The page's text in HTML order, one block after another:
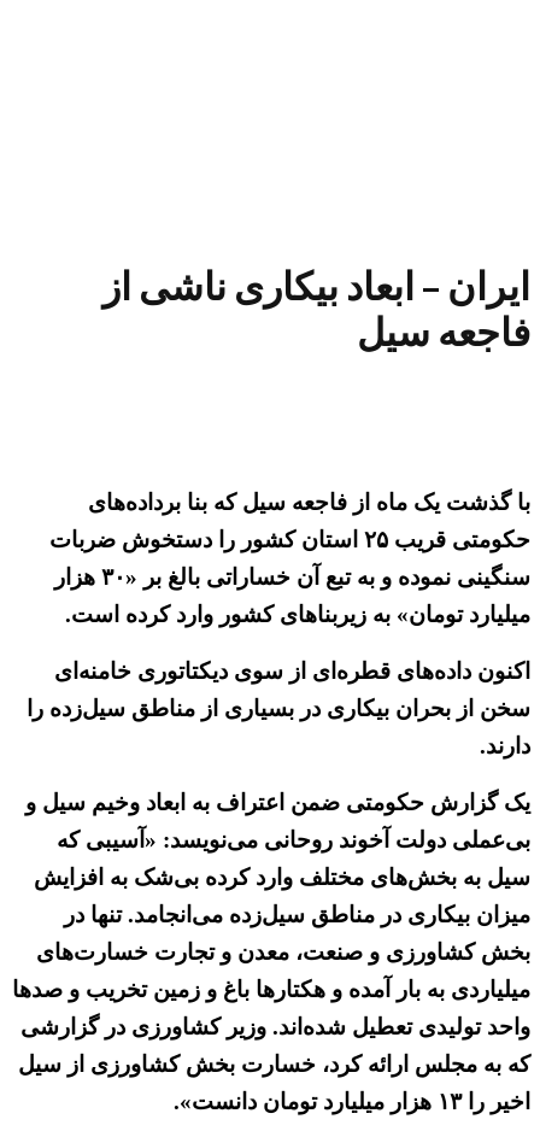
ایران – ابعاد بیکاری ناشی از
فاجعه سیل
با گذشت یک ماه از فاجعه سیل که بنا برداده‌های
حکومتی قریب ۲۵ استان کشور را دستخوش ضربات
سنگینی نموده و به تبع آن خساراتی بالغ بر «۳۰ هزار
میلیارد تومان» به زیربناهای کشور وارد کرده است.
اکنون داده‌های قطره‌ای از سوی دیکتاتوری خامنه‌ای
سخن از بحران بیکاری در بسیاری از مناطق سیل‌زده را
دارند.
یک گزارش حکومتی ضمن اعتراف به ابعاد وخیم سیل و
بی‌عملی دولت آخوند روحانی می‌نویسد: «آسیبی که
سیل به بخش‌های مختلف وارد کرده بی‌شک به افزایش
میزان بیکاری در مناطق سیل‌زده می‌انجامد. تنها در
بخش کشاورزی و صنعت، معدن و تجارت خسارت‌های
میلیاردی به بار آمده و هکتار‌ها باغ و زمین تخریب و صدها
واحد تولیدی تعطیل شده‌اند. وزیر کشاورزی در گزارشی
که به مجلس ارائه کرد، خسارت بخش کشاورزی از سیل
اخیر را ۱۳ هزار میلیارد تومان دانست».